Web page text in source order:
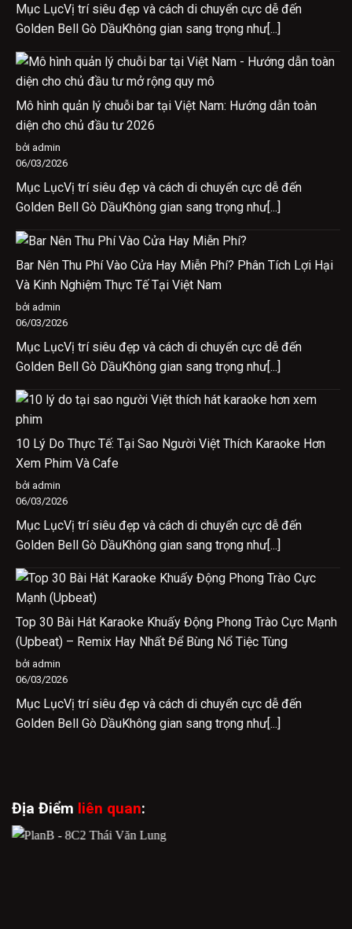
Mục LụcVị trí siêu đẹp và cách di chuyển cực dễ đến
Golden Bell Gò DầuKhông gian sang trọng như[...]
Mô hình quản lý chuỗi bar tại Việt Nam: Hướng dẫn toàn
diện cho chủ đầu tư 2026
bởi admin
06/03/2026
Mục LụcVị trí siêu đẹp và cách di chuyển cực dễ đến
Golden Bell Gò DầuKhông gian sang trọng như[...]
Bar Nên Thu Phí Vào Cửa Hay Miễn Phí? Phân Tích Lợi Hại
Và Kinh Nghiệm Thực Tế Tại Việt Nam
bởi admin
06/03/2026
Mục LụcVị trí siêu đẹp và cách di chuyển cực dễ đến
Golden Bell Gò DầuKhông gian sang trọng như[...]
10 Lý Do Thực Tế: Tại Sao Người Việt Thích Karaoke Hơn
Xem Phim Và Cafe
bởi admin
06/03/2026
Mục LụcVị trí siêu đẹp và cách di chuyển cực dễ đến
Golden Bell Gò DầuKhông gian sang trọng như[...]
Top 30 Bài Hát Karaoke Khuấy Động Phong Trào Cực Mạnh
(Upbeat) – Remix Hay Nhất Để Bùng Nổ Tiệc Tùng
bởi admin
06/03/2026
Mục LụcVị trí siêu đẹp và cách di chuyển cực dễ đến
Golden Bell Gò DầuKhông gian sang trọng như[...]
Địa Điểm liên quan: